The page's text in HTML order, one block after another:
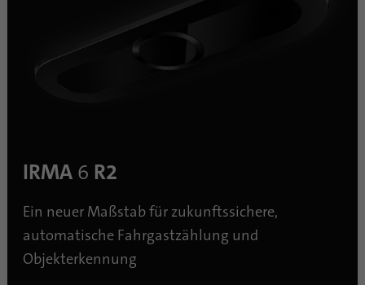
IRMA 6 R2
Ein neuer Maßstab für zukunftssichere,
automatische Fahrgastzählung und
Objekterkennung